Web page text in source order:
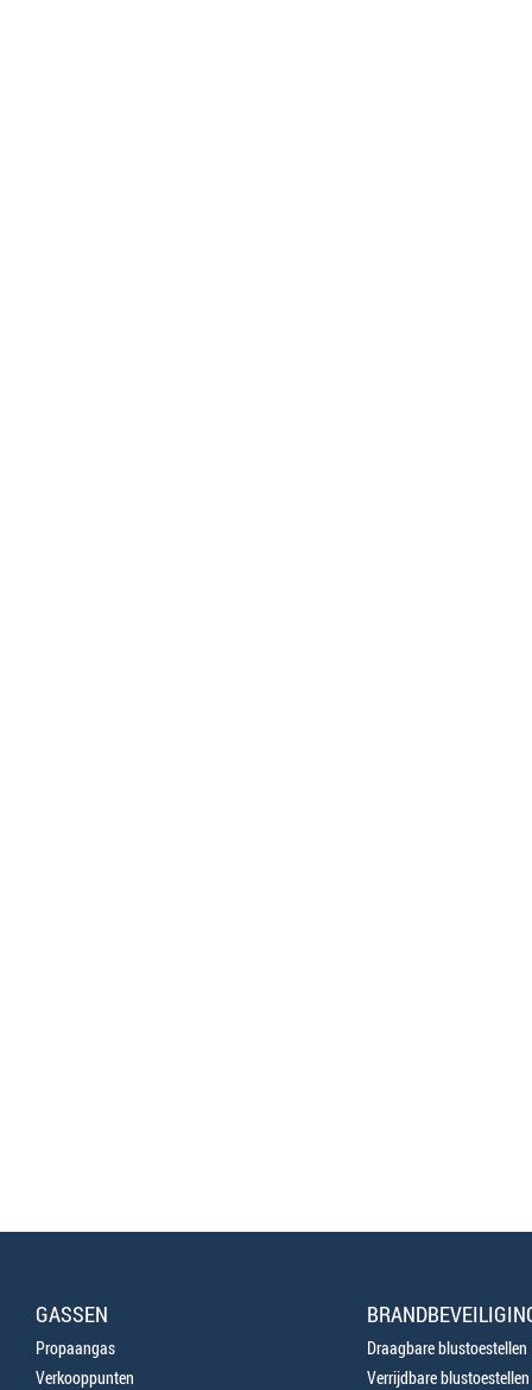
GASSEN
Propaangas
Verkooppunten
Draagbare blustoestellen
Verrijdbare blustoestellen